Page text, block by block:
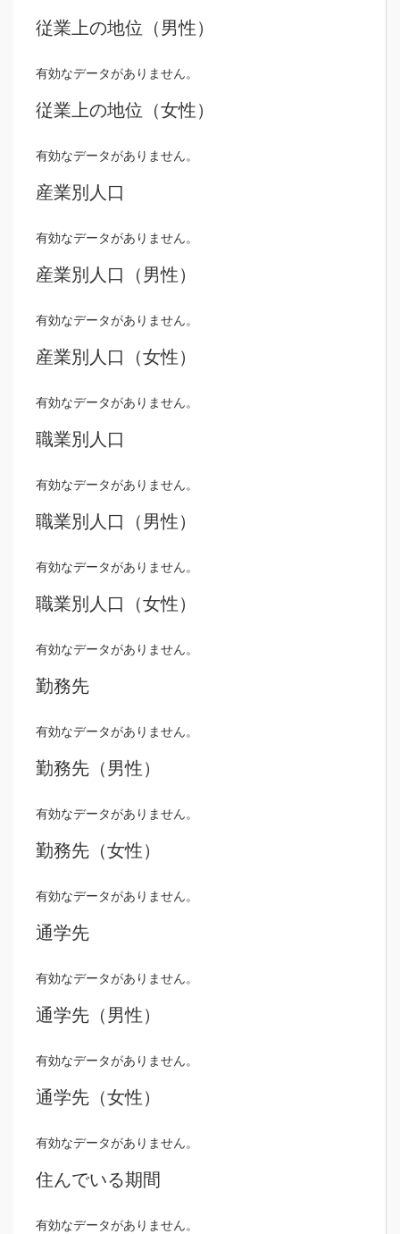
従業上の地位（男性）
有効なデータがありません。
従業上の地位（女性）
有効なデータがありません。
産業別人口
有効なデータがありません。
産業別人口（男性）
有効なデータがありません。
産業別人口（女性）
有効なデータがありません。
職業別人口
有効なデータがありません。
職業別人口（男性）
有効なデータがありません。
職業別人口（女性）
有効なデータがありません。
勤務先
有効なデータがありません。
勤務先（男性）
有効なデータがありません。
勤務先（女性）
有効なデータがありません。
通学先
有効なデータがありません。
通学先（男性）
有効なデータがありません。
通学先（女性）
有効なデータがありません。
住んでいる期間
有効なデータがありません。